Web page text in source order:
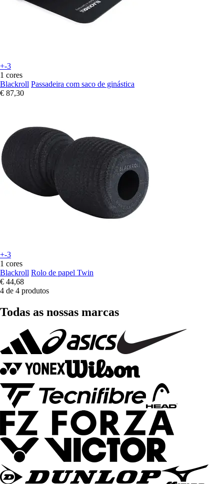
+-3
1 cores
Blackroll Passadeira com saco de ginástica
€ 87,30
+-3
1 cores
Blackroll Rolo de papel Twin
€ 44,68
4 de 4 produtos
Todas as nossas marcas